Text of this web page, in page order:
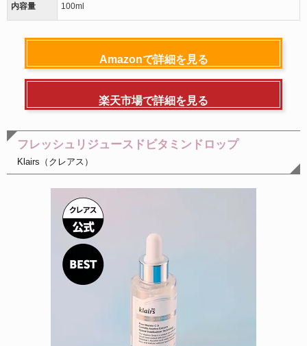
内容量 100ml
Amazonで詳細を見る
楽天市場で詳細を見る
フレッシュリジュースドビタミンドロップ
Klairs（クレアス）